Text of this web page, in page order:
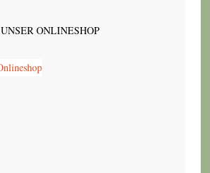
UNSER ONLINESHOP